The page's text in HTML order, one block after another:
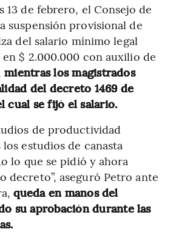
13 de febrero, el Consejo de
suspensión provisional de
del salario mínimo legal
$ 2.000.000 con auxilio de
mientras los magistrados
del decreto 1469 de
cual se fijó el salario.
de productividad
estudios de canasta
lo que se pidió y ahora
decreto”, aseguró Petro ante
queda en manos del
su aprobación durante las